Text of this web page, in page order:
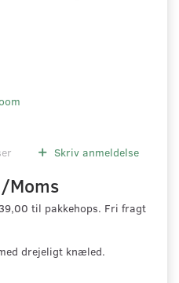
Skriv anmeldelse
Moms
til pakkehops. Fri fragt
drejeligt knæled.